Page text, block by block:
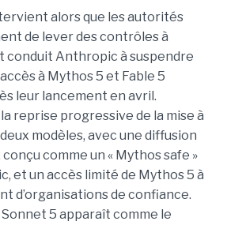
alors que les autorités
de lever des contrôles à
conduit Anthropic à suspendre
à Mythos 5 et Fable 5
leur lancement en avril.
reprise progressive de la mise à
modèles, avec une diffusion
comme un « Mythos safe »
et un accès limité de Mythos 5 à
d’organisations de confiance.
5 apparaît comme le